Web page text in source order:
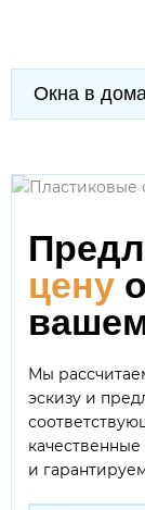
Окна в
цену
Мы
эскизу и
и